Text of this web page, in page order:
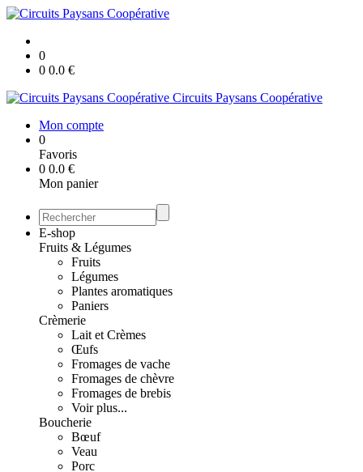
0
0 0.0 €
Circuits Paysans Coopérative
Mon compte
0
Favoris
0 0.0 €
Mon panier
E-shop
Fruits & Légumes
Fruits
Légumes
Plantes aromatiques
Paniers
Crèmerie
Lait et Crèmes
Œufs
Fromages de vache
Fromages de chèvre
Fromages de brebis
Voir plus...
Boucherie
Bœuf
Veau
Porc